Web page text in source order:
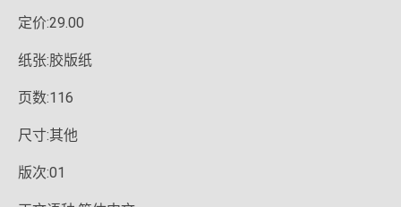
定价:29.00
纸张:胶版纸
页数:116
尺寸:其他
版次:01